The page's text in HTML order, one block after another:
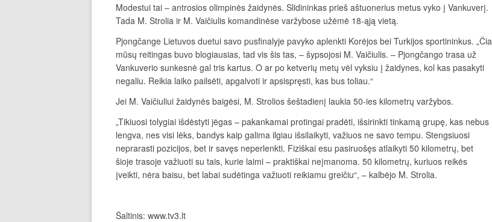
Modestui tai – antrosios olimpinės žaidynės. Slidininkas prieš aštuonerius metus vyko į Vankuverį.
Tada M. Strolia ir M. Vaičiulis komandinėse varžybose užėmė 18-ąją vietą.
Pjongčange Lietuvos duetui savo pusfinalyje pavyko aplenkti Korėjos bei Turkijos sportininkus. „Čia
mūsų reitingas buvo blogiausias, tad vis šis tas, – šypsojosi M. Vaičiulis. – Pjongčango trasa už
Vankuverio sunkesnė gal tris kartus. O ar po ketverių metų vėl vyksiu į žaidynes, kol kas pasakyti
negaliu. Reikia laiko pailsėti, apgalvoti ir apsispręsti, kas bus toliau.“
Jei M. Vaičiuliui žaidynės baigėsi, M. Strolios šeštadienį laukia 50-ies kilometrų varžybos.
„Tikiuosi tolygiai išdėstyti jėgas – pakankamai protingai pradėti, išsirinkti tinkamą grupę, kas nebus
lengva, nes visi lėks, bandys kaip galima ilgiau išsilaikyti, važiuos ne savo tempu. Stengsiuosi
neprarasti pozicijos, bet ir savęs neperlenkti. Fiziškai esu pasiruošęs atlaikyti 50 kilometrų, bet
šioje trasoje važiuoti su tais, kurie laimi – praktiškai neįmanoma. 50 kilometrų, kuriuos reikės
įveikti, nėra baisu, bet labai sudėtinga važiuoti reikiamu greičiu“, – kalbėjo M. Strolia.
Šaltinis: www.tv3.lt